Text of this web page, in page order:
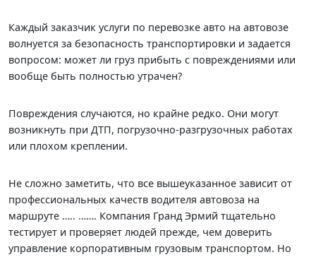
Каждый заказчик услуги по перевозке авто на автовозе
волнуется за безопасность транспортировки и задается
вопросом: может ли груз прибыть с повреждениями или
вообще быть полностью утрачен?
Повреждения случаются, но крайне редко. Они могут
возникнуть при ДТП, погрузочно-разгрузочных работах
или плохом креплении.
Не сложно заметить, что все вышеуказанное зависит от
профессиональных качеств водителя автовоза на
маршруте ….. ……. Компания Гранд Эрмий тщательно
тестирует и проверяет людей прежде, чем доверить
управление корпоративным грузовым транспортом. Но